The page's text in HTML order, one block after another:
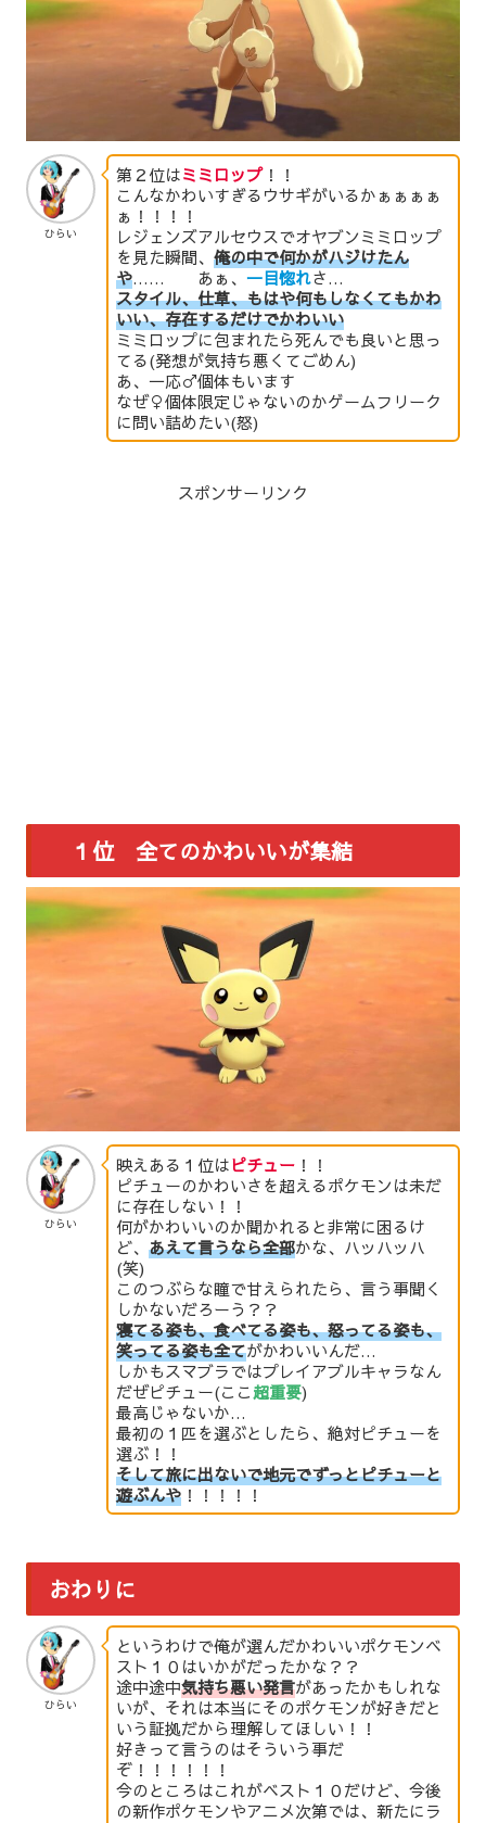
ひらい
第２位はミミロップ！！
こんなかわいすぎるウサギがいるかぁぁぁぁ
ぁ！！！！
レジェンズアルセウスでオヤブンミミロップ
を見た瞬間、 俺の中で何かがハジけたん
や…… あぁ、 一目惚れさ…
スタイル、仕草、もはや何もしなくてもかわ
いい、存在するだけでかわいい
ミミロップに包まれたら死んでも良いと思っ
てる(発想が気持ち悪くてごめん)
あ、一応♂個体もいます
なぜ♀個体限定じゃないのかゲームフリーク
に問い詰めたい(怒)
スポンサーリンク
１位 全てのかわいいが集結
ひらい
映えある１位はピチュー ！！
ピチューのかわいさを超えるポケモンは未だ
に存在しない！！
何がかわいいのか聞かれると非常に困るけ
ど、 あえて言うなら全部かな、ハッハッハ
(笑)
このつぶらな瞳で甘えられたら、言う事聞く
しかないだろーう？？
寝てる姿も、食べてる姿も、怒ってる姿も、
笑ってる姿も全てがかわいいんだ…
しかもスマブラではプレイアブルキャラなん
だぜピチュー(ここ超重要)
最高じゃないか…
最初の１匹を選ぶとしたら、絶対ピチューを
選ぶ！！
そして旅に出ないで地元でずっとピチューと
遊ぶんや ！！！！！
おわりに
ひらい
というわけで俺が選んだかわいいポケモンベ
スト１０はいかがだったかな？？
途中途中気持ち悪い発言があったかもしれな
いが、それは本当にそのポケモンが好きだと
いう証拠だから理解してほしい！！
好きって言うのはそういう事だ
ぞ！！！！！！
今のところはこれがベスト１０だけど、今後
の新作ポケモンやアニメ次第では、新たにラ